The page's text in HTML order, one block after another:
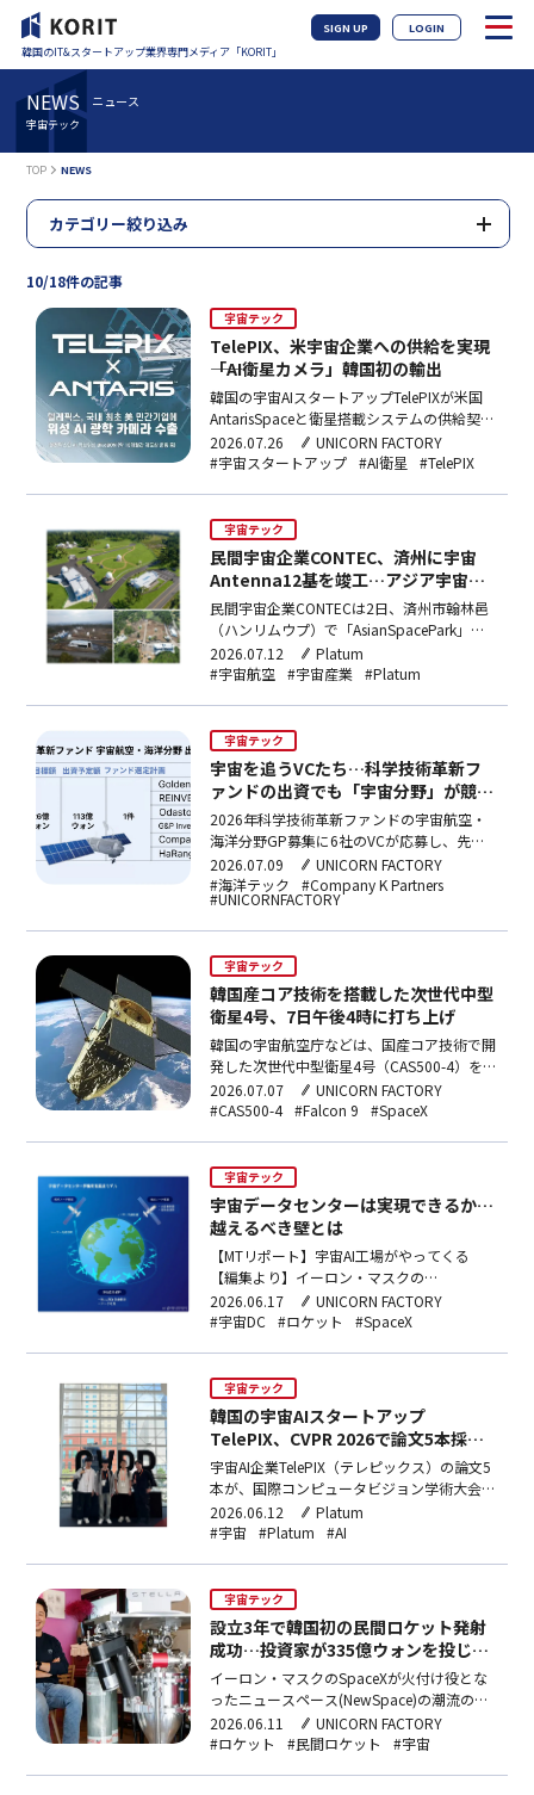
韓国のIT&スタートアップ業界専門メディア「KORIT」
SIGN UP LOGIN
NEWS ニュース
宇宙テック
TOP NEWS
カテゴリー絞り込み
10/18件の記事
宇宙テック
TelePIX、米宇宙企業への供給を実現
――「AI衛星カメラ」韓国初の輸出
韓国の宇宙AIスタートアップTelePIXが米国
AntarisSpaceと衛星搭載システムの供給契約
を締結。4.8m級電子光学カメラとGPUベー
スのオンボードAIシステムを統合した搭載体
宇宙企業への初供給事例となる。
2026.07.26
UNICORN FACTORY
#宇宙スタートアップ #AI衛星 #TelePIX
宇宙テック
民間宇宙企業CONTEC、済州に宇宙
Antenna12基を竣工…アジア宇宙デ
ータハブを構築
民間宇宙企業CONTECは2日、済州市翰林邑
（ハンリムウプ）で「AsianSpacePark」第1
期竣工式を開催した。計12基の宇宙アンテ
ナの設置を完了し、アジア規模の宇宙インフ
Technopark（テクノパー…
2026.07.12
Platum
#宇宙航空
#宇宙産業 #Platum
宇宙テック
宇宙を追うVCたち…科学技術革新フ
ァンドの出資でも「宇宙分野」が競争
倍率1位
2026年科学技術革新ファンドの宇宙航空・
海洋分野GP募集に6社のVCが応募し、先端
ロボット・モビリティ分野と並んで最高の競
争倍率を記録した。新韓資産運用が113億ウ
ォンを出資し、組成予定額は226億ウォン以
上となる。
2026.07.09
UNICORN FACTORY
#海洋テック
#Company K Partners
#UNICORNFACTORY
宇宙テック
韓国産コア技術を搭載した次世代中型
衛星4号、7日午後4時に打ち上げ
韓国の宇宙航空庁などは、国産コア技術で開
発した次世代中型衛星4号（CAS500-4）を7
日午後4時10分、米ヴァンデンバーグ宇宙軍
基地からSpaceXのFalcon9で打ち上げると発
2026.07.07
UNICORN FACTORY
#CAS500-4 #Falcon 9 #SpaceX
宇宙テック
宇宙データセンターは実現できるか…
越えるべき壁とは
【MTリポート】宇宙AI工場がやってくる
【編集より】イーロン・マスクの
SpaceX（スペースX）が12日（現地時
間）、NASDAQ市場に上場した。SpaceXの
宇宙に巨大なAIインフラ・宇宙データセンタ
ー…
2026.06.17
UNICORN FACTORY
#宇宙DC #ロケット #SpaceX
宇宙テック
韓国の宇宙AIスタートアップ
TelePIX、CVPR 2026で論文5本採
択・最優秀論文賞2位を受賞
宇宙AI企業TelePIX（テレピックス）の論文5
本が、国際コンピュータビジョン学術大会
CVPR2026で採択された。メイントラック論
文1本と、ワークショップ最優秀論文賞2位
3D空間情報復元…
2026.06.12
Platum
#宇宙
#Platum #AI
宇宙テック
設立3年で韓国初の民間ロケット発射
成功…投資家が335億ウォンを投じた
UNA STELLA
イーロン・マスクのSpaceXが火付け役とな
ったニュースペース(NewSpace)の潮流の
中、韓国民間発射体産業の可能性を証明した
スタートアップが注目を集めている。韓国内
2026.06.11
UNICORN FACTORY
#ロケット
#民間ロケット #宇宙